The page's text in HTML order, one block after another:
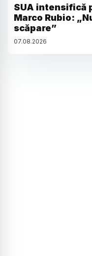
SUA intensifică
Marco Rubio:
scăpare”
07.08.2026